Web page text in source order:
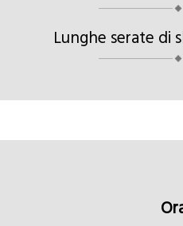
Lunghe serate di